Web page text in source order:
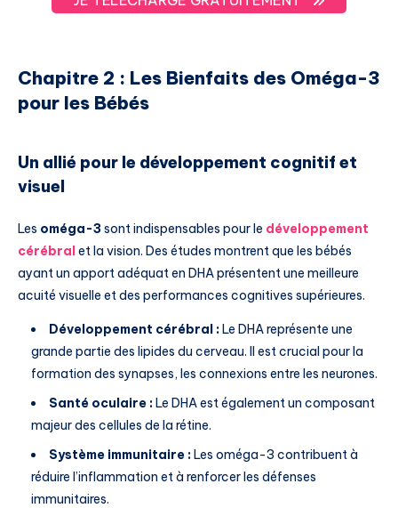
Chapitre 2 : Les Bienfaits des Oméga-3
pour les Bébés
Un allié pour le développement cognitif et
visuel
Les oméga-3sont indispensables pour le développement
cérébralet la vision. Des études montrent que les bébés
ayant un apport adéquat en DHA présentent une meilleure
acuité visuelle et des performances cognitives supérieures.
Développement cérébral :Le DHA représente une
grande partie des lipides du cerveau. Il est crucial pour la
formation des synapses, les connexions entre les neurones.
Santé oculaire :Le DHA est également un composant
majeur des cellules de la rétine.
Système immunitaire :Les oméga-3 contribuent à
réduire l’inflammation et à renforcer les défenses
immunitaires.